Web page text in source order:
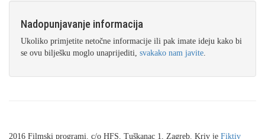
Nadopunjavanje informacija
Ukoliko primjetite netočne informacije ili pak imate ideju kako bi
se ovu bilješku moglo unaprijediti, svakako nam javite.
2016 Filmski programi. c/o HFS, Tuškanac 1, Zagreb. Kriv je Fiktiv